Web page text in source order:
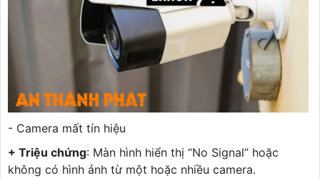
- Camera mất tín hiệu
+ Triệu chứng: Màn hình hiển thị “No Signal” hoặc
không có hình ảnh từ một hoặc nhiều camera.